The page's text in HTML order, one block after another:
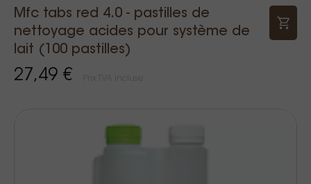
Mfc tabs red 4.0 - pastilles de
nettoyage acides pour système de
lait (100 pastilles)
27,49 €